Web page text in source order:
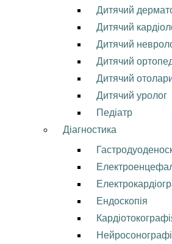
Дитячий
Дитячий
Дитячий
Дитячий
Дитячий
Дитячий уролог
Педіатр
Діагностика
Ендоскопія